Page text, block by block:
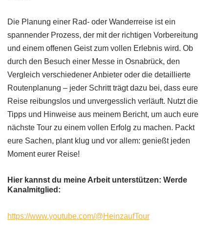
Die Planung einer Rad- oder Wanderreise ist ein
spannender Prozess, der mit der richtigen Vorbereitung
und einem offenen Geist zum vollen Erlebnis wird. Ob
durch den Besuch einer Messe in Osnabrück, den
Vergleich verschiedener Anbieter oder die detaillierte
Routenplanung – jeder Schritt trägt dazu bei, dass eure
Reise reibungslos und unvergesslich verläuft. Nutzt die
Tipps und Hinweise aus meinem Bericht, um auch eure
nächste Tour zu einem vollen Erfolg zu machen. Packt
eure Sachen, plant klug und vor allem: genießt jeden
Moment eurer Reise!
Hier kannst du meine Arbeit unterstützen: Werde
Kanalmitglied:
https://www.youtube.com/@HeinzaufTour